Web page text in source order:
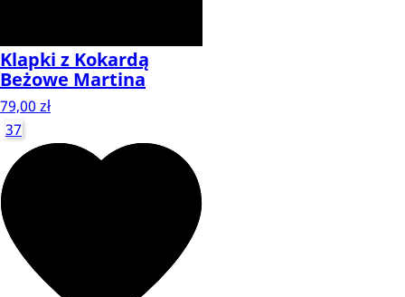
Klapki z Kokardą
Beżowe Martina
79,00 zł
37